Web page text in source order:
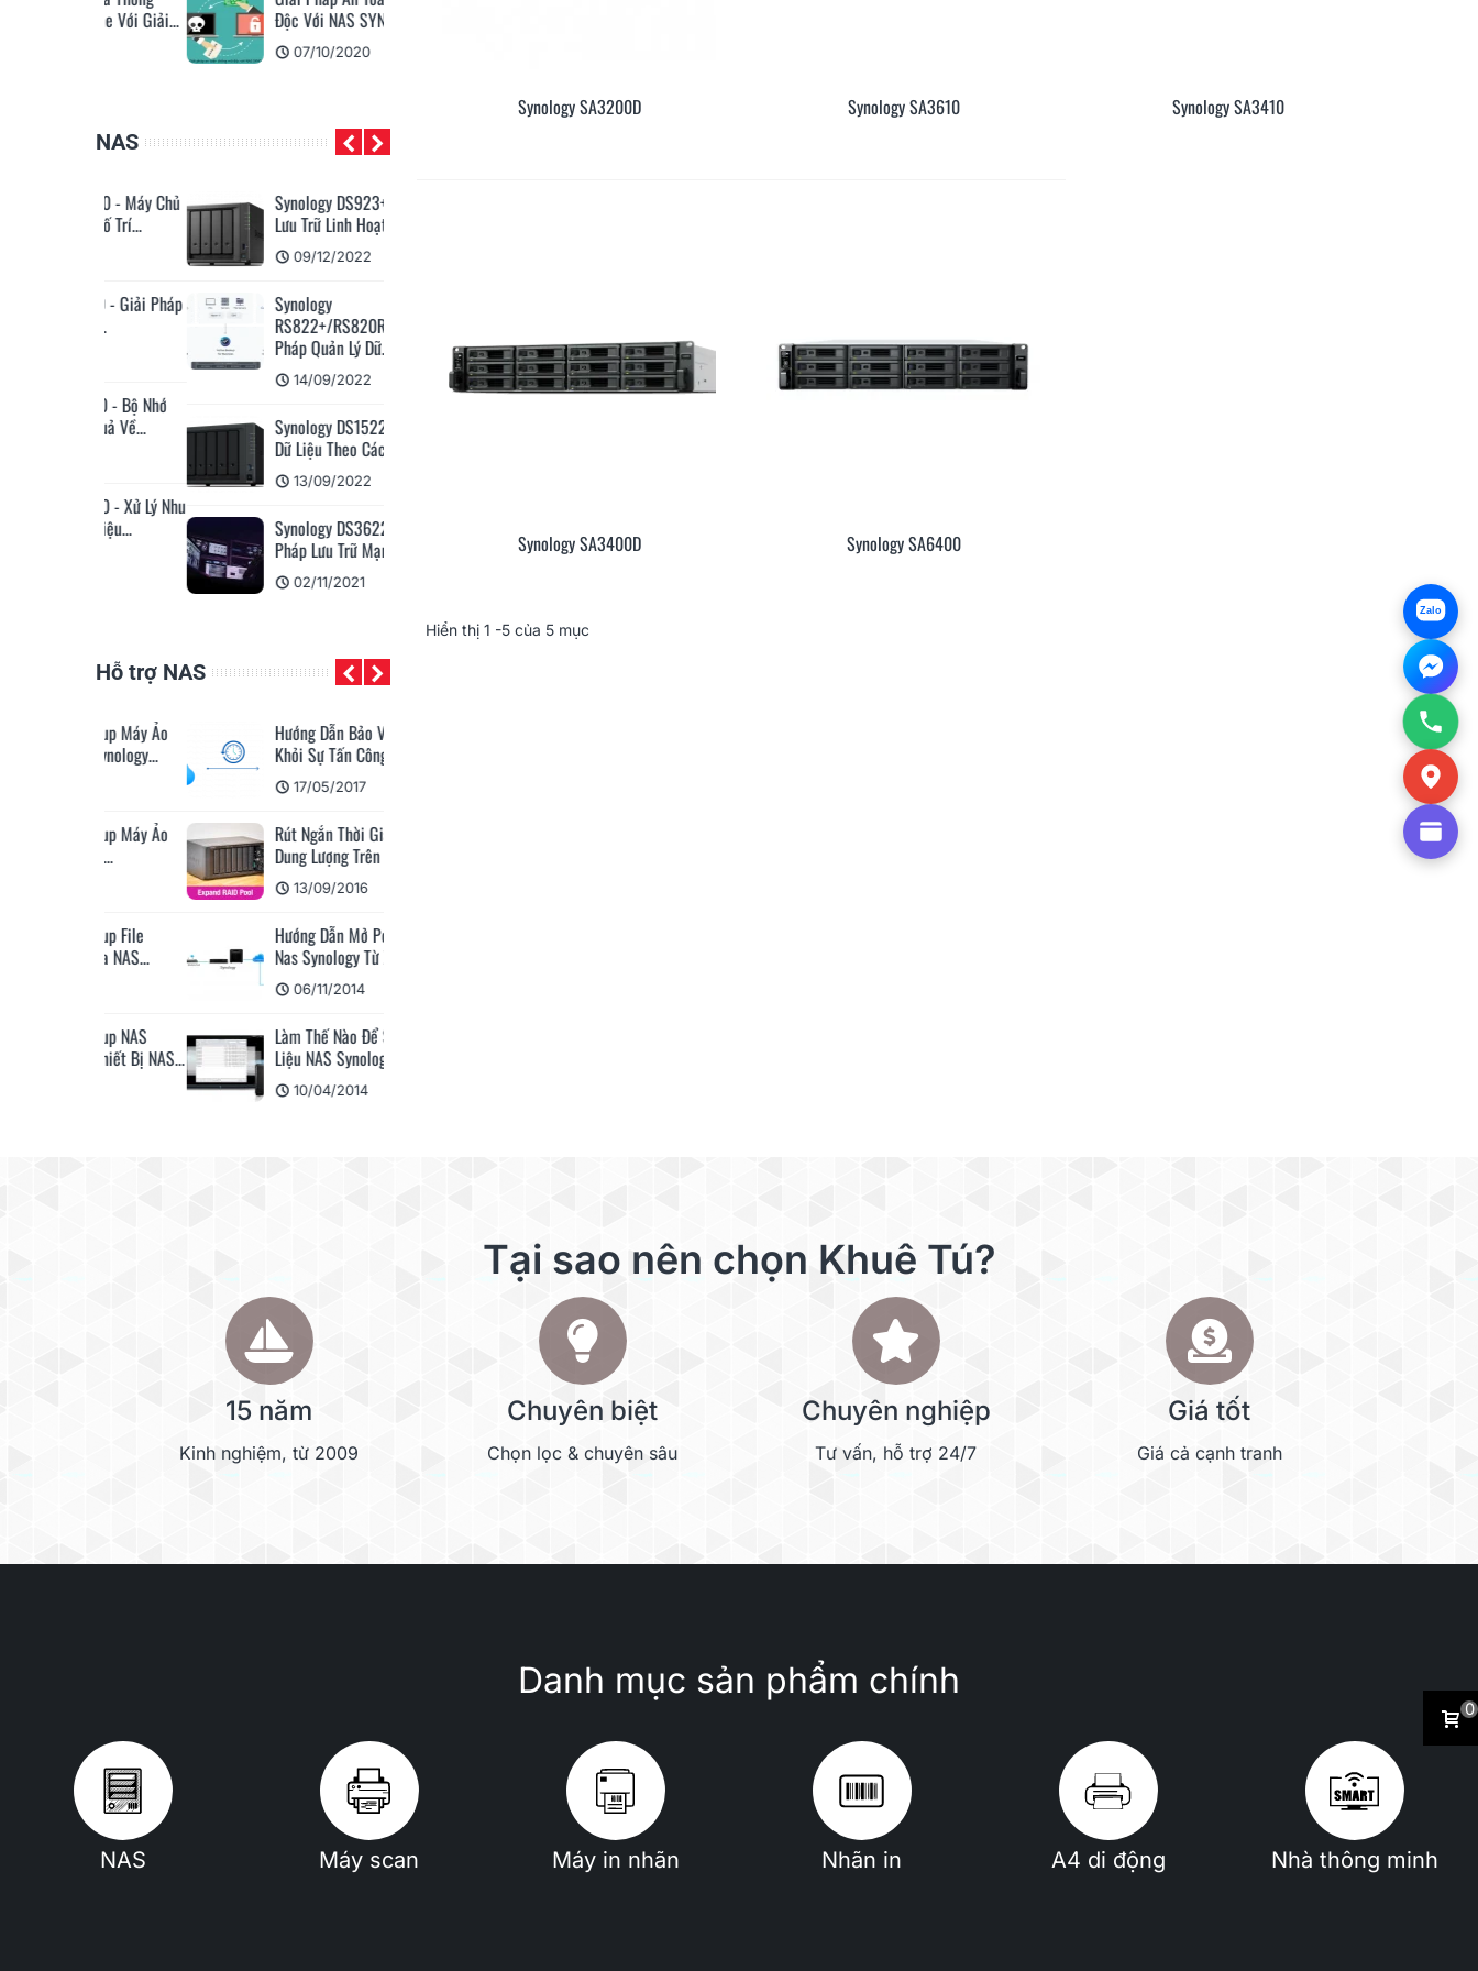
Độc Với NAS SYNOLOGY
07/10/2020
NAS
Synology DS923+ - Nền Tảng
Lưu Trữ Linh Hoạt...
09/12/2022
Synology
RS822+/RS820RP+: Giải
Pháp Quản Lý Dữ...
14/09/2022
Synology DS1522+: Lưu Trữ
Dữ Liệu Theo Cách...
13/09/2022
Synology DS3622xs+: Giải
Pháp Lưu Trữ Mạnh Mẽ...
02/11/2021
Hỗ trợ NAS
Hướng Dẫn Bảo Vệ Synology
Khỏi Sự Tấn Công Của...
17/05/2017
Rút Ngắn Thời Gian Mở Rộng
Dung Lượng Trên NAS...
13/09/2016
Hướng Dẫn Mở Port Truy Cập
Nas Synology Từ Xa...
06/11/2014
Làm Thế Nào Để Sao Lưu Dữ
Liệu NAS Synology...
10/04/2014
Xem Nhanh
Synology SA3200D Xem Nhanh
Synology SA3610 Xem Nhanh
Synology SA3410
Xem Nhanh
Synology SA3400D Xem Nhanh
Synology SA6400
Hiển thị 1 -5 của 5 mục
Tại sao nên chọn Khuê Tú?
15 năm
Kinh nghiệm, từ 2009
Chuyên biệt
Chọn lọc & chuyên sâu
Chuyên nghiệp
Tư vấn, hỗ trợ 24/7
Giá tốt
Giá cả cạnh tranh
Danh mục sản phẩm chính
NAS Máy scan Máy in nhãn Nhãn in A4 di động Nhà thông minh
0
Zalo